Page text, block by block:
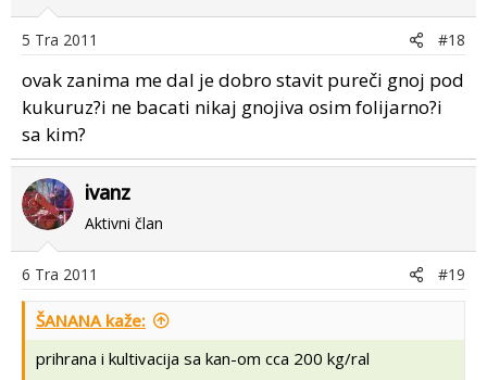
5 Tra 2011 #18
ovak zanima me dal je dobro stavit pureči gnoj pod
kukuruz?i ne bacati nikaj gnojiva osim folijarno?i
sa kim?
ivanz
Aktivni član
6 Tra 2011 #19
ŠANANA kaže:
prihrana i kultivacija sa kan-om cca 200 kg/ral